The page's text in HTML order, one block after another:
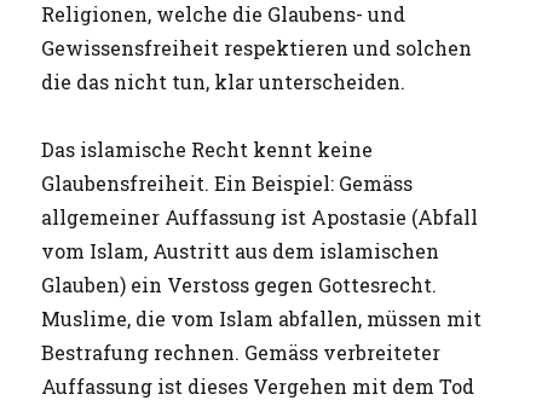
Religionen, welche die Glaubens- und
Gewissensfreiheit respektieren und solchen
die das nicht tun, klar unterscheiden.
Das islamische Recht kennt keine
Glaubensfreiheit. Ein Beispiel: Gemäss
allgemeiner Auffassung ist Apostasie (Abfall
vom Islam, Austritt aus dem islamischen
Glauben) ein Verstoss gegen Gottesrecht.
Muslime, die vom Islam abfallen, müssen mit
Bestrafung rechnen. Gemäss verbreiteter
Auffassung ist dieses Vergehen mit dem Tod